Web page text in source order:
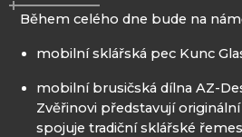
Během celého dne bude na
mobilní sklářská pec Kunc
mobilní brusičská dílna AZ-
Zvěřinovi představují
spojuje tradiční sklářské